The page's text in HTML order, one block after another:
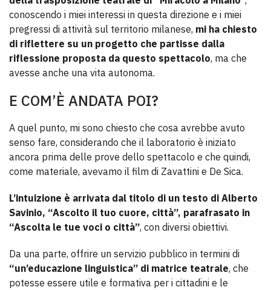
conoscendo i miei interessi in questa direzione e i miei
pregressi di attività sul territorio milanese, mi ha chiesto
di riflettere su un progetto che partisse dalla
riflessione proposta da questo spettacolo, ma che
avesse anche una vita autonoma.
E COM’È ANDATA POI?
A quel punto, mi sono chiesto che cosa avrebbe avuto
senso fare, considerando che il laboratorio è iniziato
ancora prima delle prove dello spettacolo e che quindi,
come materiale, avevamo il film di Zavattini e De Sica.
L’intuizione è arrivata dal titolo di un testo di Alberto
Savinio, “Ascolto il tuo cuore, città”, parafrasato in
“Ascolta le tue voci o città”, con diversi obiettivi.
Da una parte, offrire un servizio pubblico in termini di
“un’educazione linguistica” di matrice teatrale, che
potesse essere utile e formativa per i cittadini e le